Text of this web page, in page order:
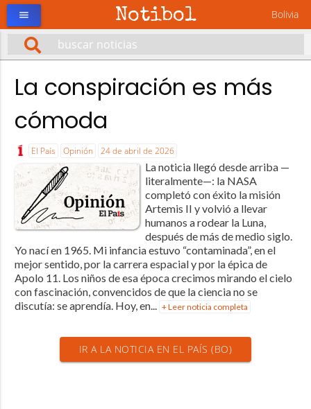
Notibol Bolivia
menu
La conspiración es más
cómoda
El País Opinión 24 de abril de 2026
La noticia llegó desde arriba —
literalmente—: la NASA
completó con éxito la misión
Artemis II y volvió a llevar
humanos a rodear la Luna,
después de más de medio siglo.
Yo nací en 1965. Mi infancia estuvo “contaminada”, en el
mejor sentido, por la carrera espacial y por la épica de
Apolo 11. Los niños de esa época crecimos mirando el cielo
con fascinación, convencidos de que la ciencia no se
discutía: se aprendía. Hoy, en... + Leer noticia completa
IR A LA NOTICIA EN EL PAÍS (BO)